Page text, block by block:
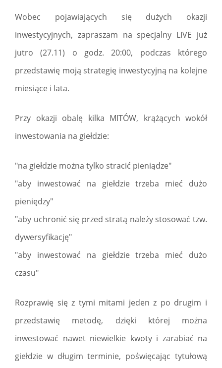
Wobec pojawiających się dużych okazji
inwestycyjnych, zapraszam na specjalny LIVE już
jutro (27.11) o godz. 20:00, podczas którego
przedstawię moją strategię inwestycyjną na kolejne
miesiące i lata.
Przy okazji obalę kilka MITÓW, krążących wokół
inwestowania na giełdzie:
"na giełdzie można tylko stracić pieniądze"
"aby inwestować na giełdzie trzeba mieć dużo
pieniędzy"
"aby uchronić się przed stratą należy stosować tzw.
dywersyfikację"
"aby inwestować na giełdzie trzeba mieć dużo
czasu"
Rozprawię się z tymi mitami jeden z po drugim i
przedstawię metodę, dzięki której można
inwestować nawet niewielkie kwoty i zarabiać na
giełdzie w długim terminie, poświęcając tytułową